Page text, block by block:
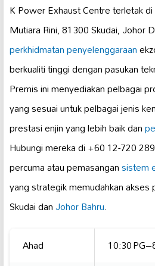
K Power Exhaust Centre terletak
Mutiara Rini, 81300 Skudai, Johor
perkhidmatan penyelenggaraan
berkualiti tinggi dengan pasukan
Premis ini menyediakan pelbagai
yang sesuai untuk pelbagai jenis
prestasi enjin yang lebih baik dan
Hubungi mereka di +60 12-720
percuma atau pemasangansistem
yang strategik memudahkan akses
Skudai danJohor Bahru.
Ahad
10:30